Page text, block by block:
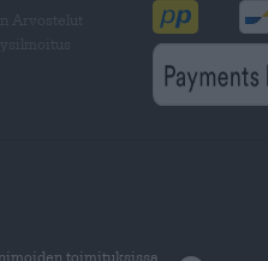
toimituksissa